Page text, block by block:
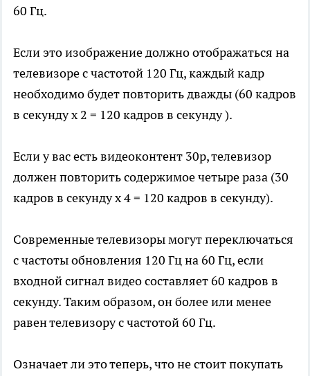
60 Гц.
Если это изображение должно отображаться на
телевизоре с частотой 120 Гц, каждый кадр
необходимо будет повторить дважды (60 кадров
в секунду x 2 = 120 кадров в секунду ).
Если у вас есть видеоконтент 30р, телевизор
должен повторить содержимое четыре раза (30
кадров в секунду x 4 = 120 кадров в секунду).
Современные телевизоры могут переключаться
с частоты обновления 120 Гц на 60 Гц, если
входной сигнал видео составляет 60 кадров в
секунду. Таким образом, он более или менее
равен телевизору с частотой 60 Гц.
Означает ли это теперь, что не стоит покупать